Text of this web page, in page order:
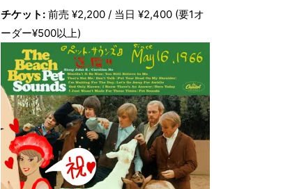
チケット: 前売 ¥2,200 / 当日 ¥2,400 (要1オ
ーダー¥500以上)